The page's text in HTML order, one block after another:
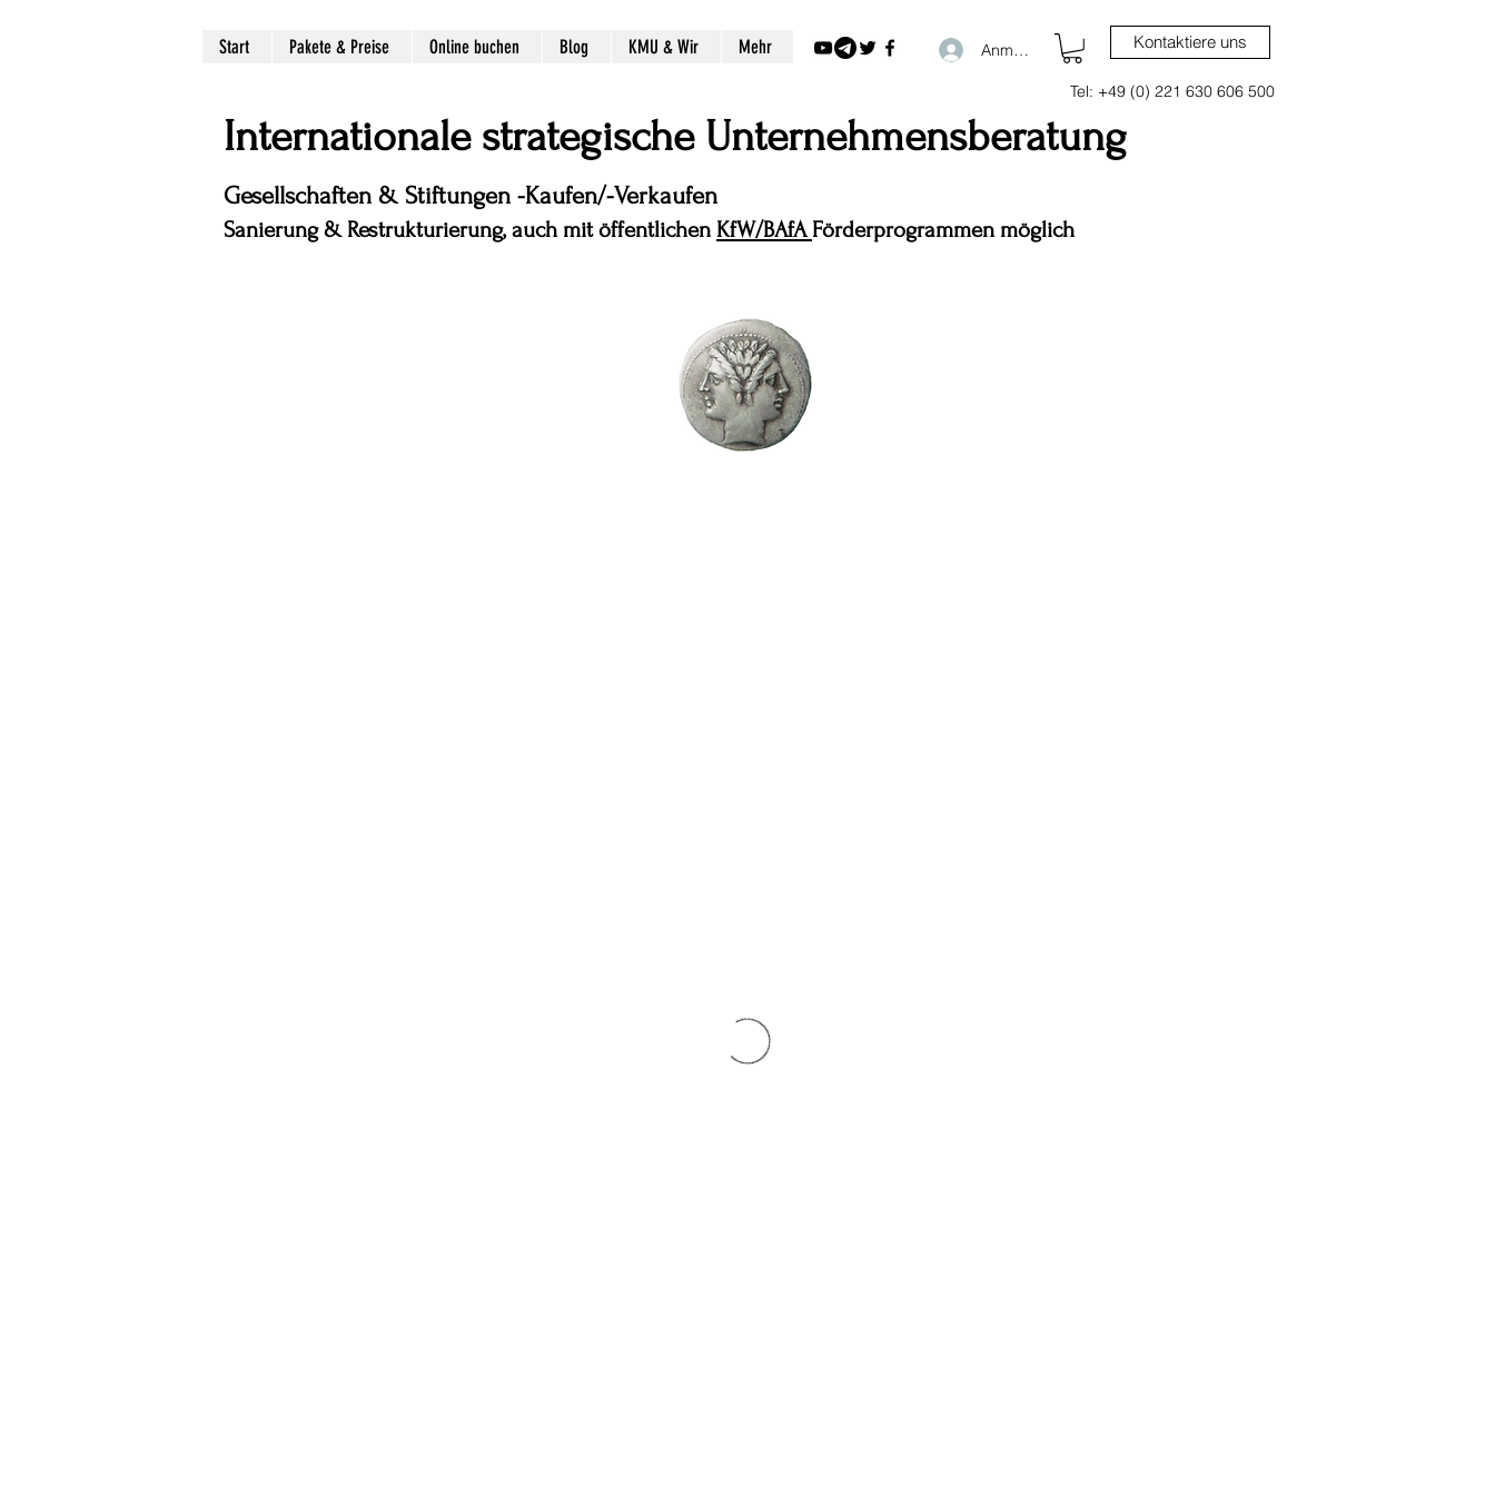
Start Pakete & Preise Online buchen Blog KMU & Wir Mehr Anmelden Kontaktiere uns
Tel: +49 (0) 221 630 606 500
Internationale strategische Unternehmensberatung
Gesellschaften & Stiftungen -Kaufen/-Verkaufen
Sanierung & Restrukturierung, auch mit öffentlichen KfW/BAfA Förderprogrammen möglich